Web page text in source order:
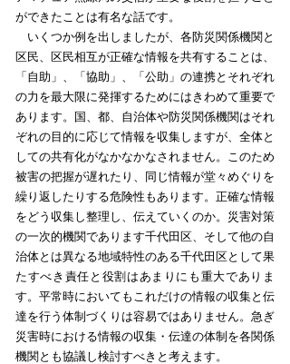
ができたことは有名な話です。
いくつか例を出しましたが、各防災関係機関と
区民、区民相互が正確な情報を共有することは、
「自助」、「協助」、「公助」の連携とそれぞれ
の力を最大限に発揮するためにはきわめて重要で
あります。国、都、自治体や防災関係機関はそれ
ぞれの目的に応じて情報を収集しますが、全体と
しての共有化がなかなかなされません。このため
被害の把握が遅れたり、同じ情報が堂々めぐりを
繰り返したりする危険性もあります。正確な情報
をどう収集し整理し、伝えていくのか。災害対策
の一次的機関であります千代田区、そして他の自
治体とは異なる地域特性のある千代田区として果
たすべき責任と役割はあまりにも重大でありま
す。平常時においてもこれだけの情報の収集と伝
達を行う体制づくりは容易ではありません。急ぎ
災害時における情報の収集・伝達の体制を各関係
機関とも協議し検討すべきと考えます。